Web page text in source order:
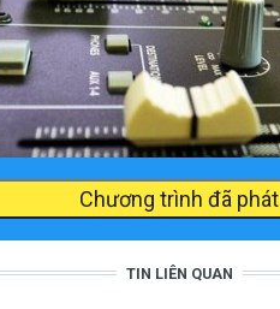
Chương trình đã phát
TIN LIÊN QUAN